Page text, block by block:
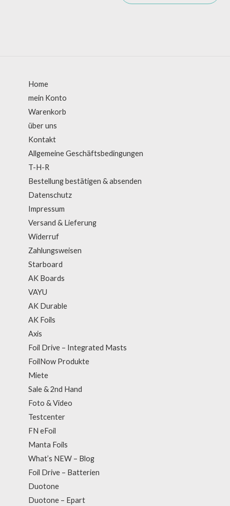
Home
mein Konto
Warenkorb
über uns
Kontakt
Allgemeine Geschäftsbedingungen
T-H-R
Bestellung bestätigen & absenden
Datenschutz
Impressum
Versand & Lieferung
Widerruf
Zahlungsweisen
Starboard
AK Boards
VAYU
AK Durable
AK Foils
Axis
Foil Drive – Integrated Masts
FoilNow Produkte
Miete
Sale & 2nd Hand
Foto & Video
Testcenter
FN eFoil
Manta Foils
What’s NEW – Blog
Foil Drive – Batterien
Duotone
Duotone – Epart